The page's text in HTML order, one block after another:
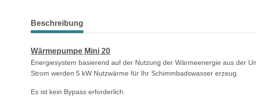
weitere Registerkarten anzeigen
Beschreibung
Wärmepumpe Mini 20
Energiesystem basierend auf der Nutzung der Wärmeenergie aus der
Strom werden 5 kW Nutzwärme für Ihr Schimmbadswasser erzeug.
Es ist kein Bypass erforderlich.